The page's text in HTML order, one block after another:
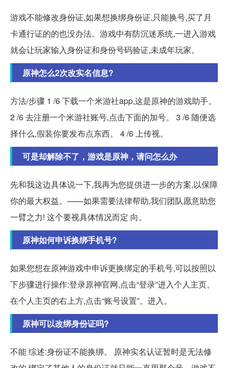
游戏不能修改身份证,如果想换绑身份证,只能换号,买了月
卡通行证的的也没办法。游戏中有防沉迷系统,一进入游戏
就会让玩家输入身份证和身份号码验证,未成年玩家。
原神怎么2次改实名信息?
方法/步骤 1 /6 下载一个米游社app,这是原神的游戏助手。
2 /6 去注册一个米游社账号,点击下面的加号。 3 /6 随便选
择什么,假装你要发布点东西。 4 /6 上传视。
可是却解除不了，游戏是原神，请问怎么办
先和我这边具体说一下,我再为您提供进一步的方案,以保障
你的最大权益。——如果需要法律帮助,我们团队愿意助您
一臂之力! 这个要视具体情况而定 向。
原神如何申诉换绑手机号?
如果您想在原神游戏中申诉更换绑定的手机号,可以按照以
下步骤进行操作:登录原神官网,点击“登录”进入个人主页。
在个人主页的右上方,点击“账号设置”。进入。
原神可以改绑身份证吗?
不能 综述:身份证不能换绑。 原神实名认证暂时是无法修